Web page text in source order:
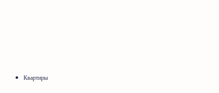
Квартиры